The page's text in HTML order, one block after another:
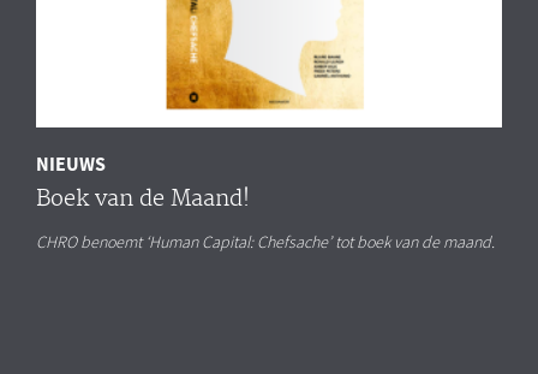
NIEUWS
Boek van de Maand!
CHRO benoemt ‘Human Capital: Chefsache’ tot boek van de maand.